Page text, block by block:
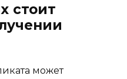
стоит
может